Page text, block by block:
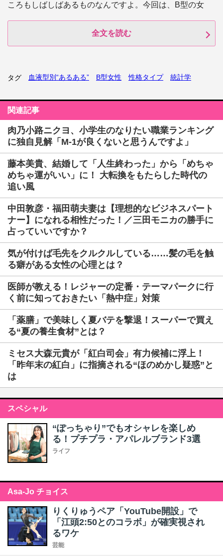
ころもしばしばあるものなんですよ。今回は、B型の女
全文を読む
タグ 血液型別“あるある” B型女性 性格タイプ 統計学
関連記事
肉乃小路ニクヨ、小学生のなりたい職業ランキング
に独自見解「M-1が良くないと思うんですよ」
藤本美貴、結婚して「人生終わった」から「めちゃ
めちゃ運がいい」に！ 大転換をもたらした時代の
追い風
中田敦彦・福田萌夫妻は【理想的なビジネスパート
ナー】になれる相性だった！／三田モニカの勝手に
占っていいですか？
気が付けば毛先をクルクルしている……髪の毛を触
る癖がある女性の心理とは？
医師が教える！レジャーの定番・テーマパークに行
く前に知っておきたい「熱中症」対策
「薬膳」で美味しく夏バテを撃退！スーパーで買え
る“夏の養生食材”とは？
ミセス大森元貴が「紅白司会」有力候補に浮上！
「昨年末の紅白」に指摘される“ほのめかし疑惑”と
は
スペシャル
“ぽっちゃり”でもオシャレを楽しめ
る！プチプラ・アパレルブランド3選
ライフ
Asa-Jo チョイス
りくりゅうペア「YouTube開設」で
「江頭2:50とのコラボ」が確実視され
るワケ
芸能